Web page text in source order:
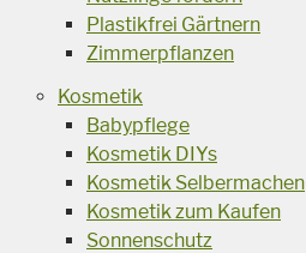
Plastikfrei Gärtnern
Zimmerpflanzen
Kosmetik
Babypflege
Kosmetik DIYs
Kosmetik Selbermachen
Kosmetik zum Kaufen
Sonnenschutz